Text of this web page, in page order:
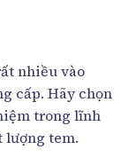
nhiều vào
cấp. Hãy chọn
trong lĩnh
lượng tem.